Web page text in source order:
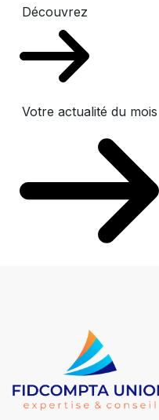
Découvrez
Votre actualité du mois